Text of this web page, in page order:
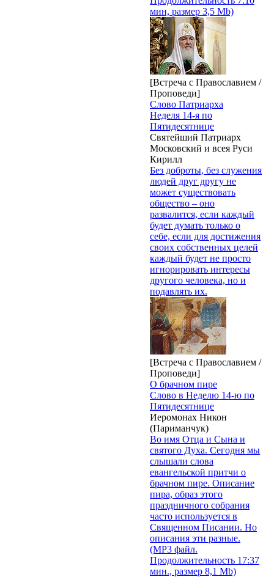
мин, размер 3,5 Mb)
[Встреча с Православием /
Проповеди]
Слово Патриарха
Неделя 14-я по
Пятидесятнице
Святейший Патриарх
Московский и всея Руси
Кирилл
Без доброты, без служения
людей друг другу не
может существовать
общество – оно
развалится, если каждый
будет думать только о
себе, если для достижения
своих собственных целей
каждый будет не просто
игнорировать интересы
другого человека, но и
подавлять их.
[Встреча с Православием /
Проповеди]
О брачном пире
Слово в Неделю 14-ю по
Пятидесятнице
Иеромонах Никон
(Париманчук)
Во имя Отца и Сына и
святого Духа. Сегодня мы
слышали слова
евангельской притчи о
брачном пире. Описание
пира, образ этого
праздничного собрания
часто используется в
Священном Писании. Но
описания эти разные.
(MP3 файл.
Продолжительность 17:37
мин., размер 8,1 Mb)